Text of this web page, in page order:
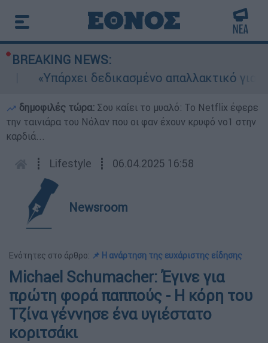
BREAKING NEWS:
«Υπάρχει δεδικασμένο απαλλακτικό για
δημοφιλές τώρα: Σου καίει το μυαλό: Το Netflix έφερε
την ταινιάρα του Νόλαν που οι φαν έχουν κρυφό νο1 στην
καρδιά...
┋ Lifestyle ┋ 06.04.2025 16:58
Newsroom
Ενότητες στο άρθρο: 📌 Η ανάρτηση της ευχάριστης είδησης
Michael Schumacher: Έγινε για
πρώτη φορά παππούς - Η κόρη του
Τζίνα γέννησε ένα υγιέστατο
κοριτσάκι